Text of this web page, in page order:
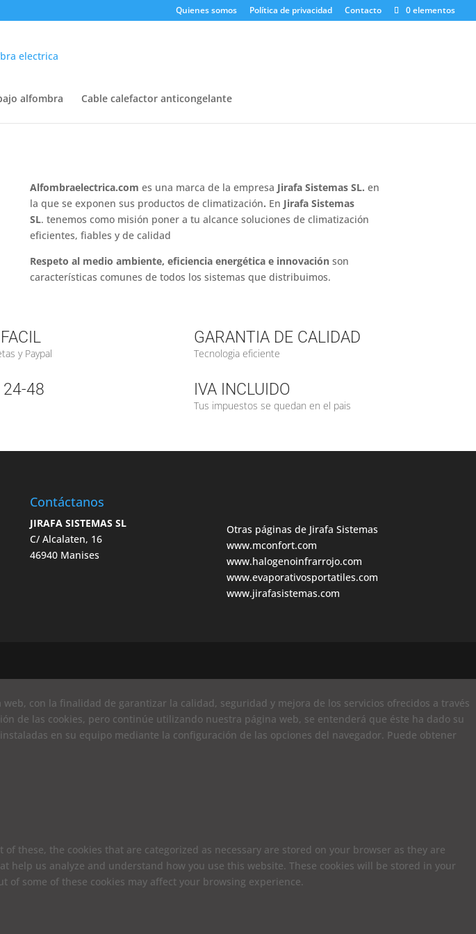
Quienes somos Política de privacidad Contacto 0 elementos
alfombra Cable calefactor anticongelante
Alfombraelectrica.com es una marca de la empresa Jirafa Sistemas SL. en
la que se exponen sus productos de climatización. En Jirafa Sistemas
SL. tenemos como misión poner a tu alcance soluciones de climatización
eficientes, fiables y de calidad
Respeto al medio ambiente, eficiencia energética e innovación son
características comunes de todos los sistemas que distribuimos.
y Paypal
24-48
GARANTIA DE CALIDAD
Tecnologia eficiente
IVA INCLUIDO
Tus impuestos se quedan en el pais
Contáctanos
JIRAFA SISTEMAS SL
C/ Alcalaten, 16
46940 Manises
Otras páginas de Jirafa Sistemas
www.mconfort.com
www.halogenoinfrarrojo.com
www.evaporativosportatiles.com
www.jirafasistemas.com
con la finalidad de garantizar la calidad, seguridad y mejora de los servicios ofrecidos a través
de las cookies, pero continúe utilizando nuestra página web, se entenderá que éste ha dado su
en su equipo mediante la configuración de las opciones del navegador. Puede obtener
these, the cookies that are categorized as necessary are stored on your browser as they are
us analyze and understand how you use this website. These cookies will be stored in your
some of these cookies may affect your browsing experience.